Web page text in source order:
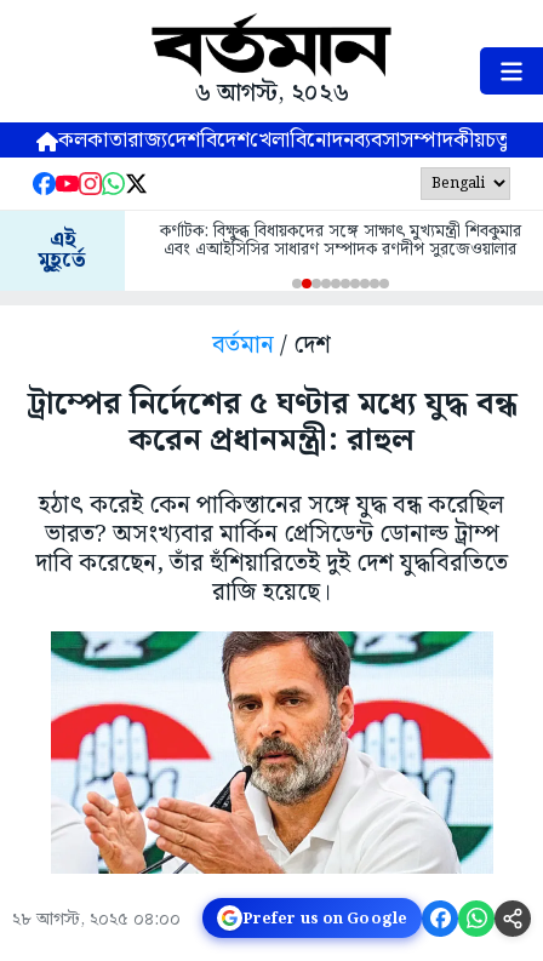
৬ আগস্ট, ২০২৬
কলকাতারাজ্যদেশবিদেশখেলাবিনোদনব্যবসাসম্পাদকীয়
এই
মুহূর্তে
কর্ণাটক: বিক্ষুব্ধ বিধায়কদের সঙ্গে সাক্ষাৎ মুখ্যমন্ত্রী শিবকুমার
এবং এআইসিসির সাধারণ সম্পাদক রণদীপ সুরজেওয়ালার
বর্তমান/ দেশ
ট্রাম্পের নির্দেশের ৫ ঘণ্টার মধ্যে যুদ্ধ বন্ধ
করেন প্রধানমন্ত্রী: রাহুল
হঠাৎ করেই কেন পাকিস্তানের সঙ্গে যুদ্ধ বন্ধ করেছিল
ভারত? অসংখ্যবার মার্কিন প্রেসিডেন্ট ডোনাল্ড ট্রাম্প
দাবি করেছেন, তাঁর হুঁশিয়ারিতেই দুই দেশ যুদ্ধবিরতিতে
রাজি হয়েছে।
২৮ আগস্ট, ২০২৫ ০৪:০০ Prefer us on Google